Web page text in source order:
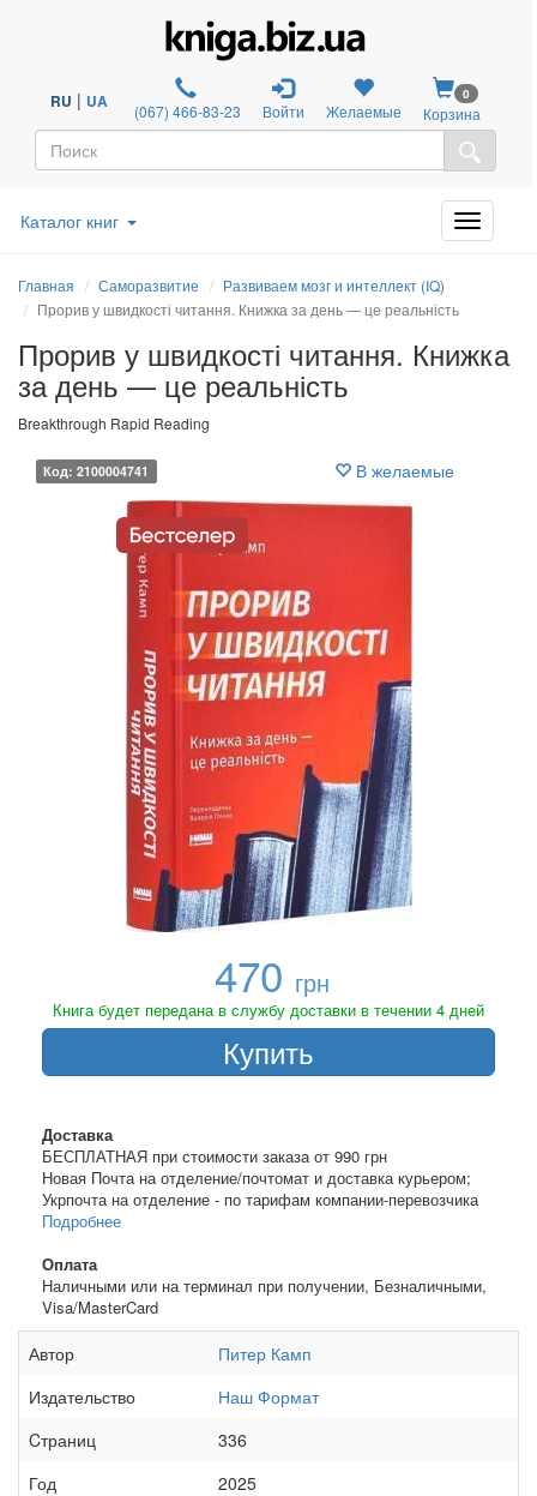
RU | UA (067) 466-83-23 Войти Желаемые
0
Корзина
Каталог книг
Главная Саморазвитие
Развиваем мозг и интеллект (IQ)
Прорив у швидкості читання. Книжка за день — це реальність
Прорив у швидкості читання. Книжка
за день — це реальність
Breakthrough Rapid Reading
Код: 2100004741 В желаемые
470 грн
Книга будет передана в службу доставки в течении 4 дней
Купить
Доставка
БЕСПЛАТНАЯ при стоимости заказа от 990 грн
Новая Почта на отделение/почтомат и доставка курьером;
Укрпочта на отделение - по тарифам компании-перевозчика
Подробнее
Оплата
Наличными или на терминал при получении, Безналичными,
Visa/MasterCard
Автор
Питер Камп
Издательство
Наш Формат
Cтраниц
336
Год
2025